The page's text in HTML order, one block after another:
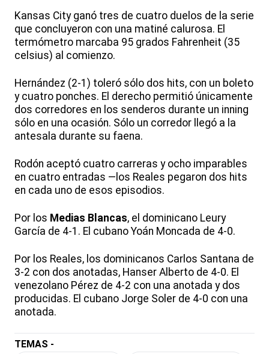
Kansas City ganó tres de cuatro duelos de la serie
que concluyeron con una matiné calurosa. El
termómetro marcaba 95 grados Fahrenheit (35
celsius) al comienzo.
Hernández (2-1) toleró sólo dos hits, con un boleto
y cuatro ponches. El derecho permitió únicamente
dos corredores en los senderos durante un inning
sólo en una ocasión. Sólo un corredor llegó a la
antesala durante su faena.
Rodón aceptó cuatro carreras y ocho imparables
en cuatro entradas —los Reales pegaron dos hits
en cada uno de esos episodios.
Por los Medias Blancas, el dominicano Leury
García de 4-1. El cubano Yoán Moncada de 4-0.
Por los Reales, los dominicanos Carlos Santana de
3-2 con dos anotadas, Hanser Alberto de 4-0. El
venezolano Pérez de 4-2 con una anotada y dos
producidas. El cubano Jorge Soler de 4-0 con una
anotada.
TEMAS -